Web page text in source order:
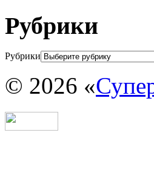
Рубрики
Рубрики
© 2026 «